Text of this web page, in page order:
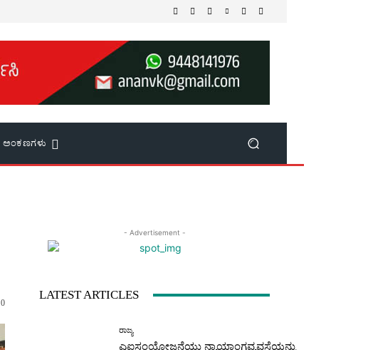
ಅಂಕಣಗಳು
0
- Advertisement -
LATEST ARTICLES
ರಾಜ್ಯ
ಎಐಸಂಯೋಜನೆಯು ನ್ಯಾಯಾಂಗವ್ಯವಸ್ಥೆಯನ್ನು